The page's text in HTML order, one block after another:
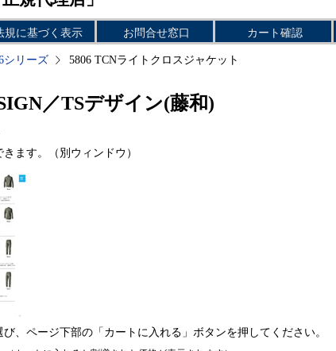
規に基づく表示 お問合せ窓口 カート確認
シリーズ 5806 TCNライトクロスジャケット
／TSデザイン(藤和)
ます。（別ウィンドウ）
、ページ下部の「カートに入れる」ボタンを押してください。